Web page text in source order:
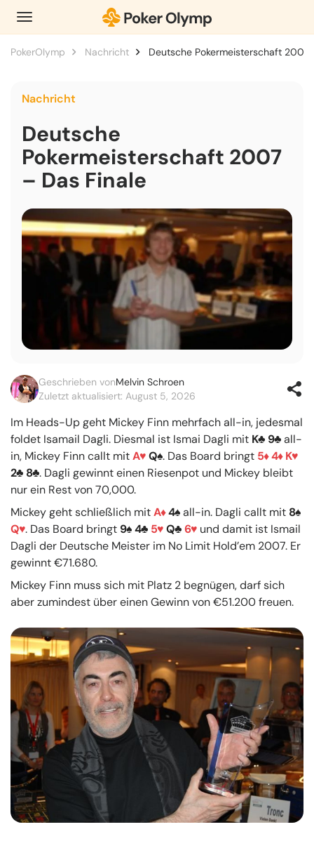
PokerOlymp Nachricht Deutsche Pokermeisterschaft 2007
Nachricht
Deutsche
Pokermeisterschaft 2007
– Das Finale
Geschrieben vonMelvin Schroen
Zuletzt aktualisiert: August 5, 2026
Im Heads-Up geht Mickey Finn mehrfach all-in, jedesmal
foldet Isamail Dagli. Diesmal ist Ismai Dagli mit K 9
all-
in, Mickey Finn callt mitA Q . Das Board bringt 5 4 K
2
8 . Dagli gewinnt einen Riesenpot und Mickey bleibt
nur ein Rest von 70,000.
Mickey geht schließlich mitA 4 all-in. Dagli callt mit 8
Q . Das Board bringt 9 4 5 Q 6
und damit ist Ismail
Dagli der Deutsche Meister im No Limit Hold’em 2007. Er
gewinnt €71.680.
Mickey Finn muss sich mit Platz 2 begnügen, darf sich
aber zumindest über einen Gewinn von €51.200 freuen.